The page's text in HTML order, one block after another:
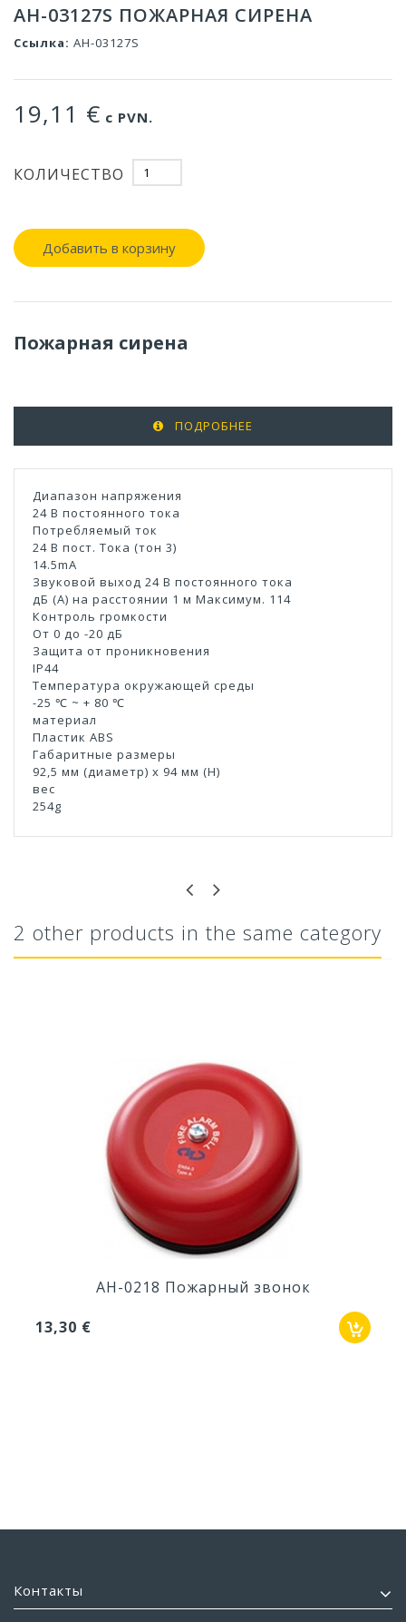
AH-03127S ПОЖАРНАЯ СИРЕНА
Ссылка: AH-03127S
19,11 € с PVN.
КОЛИЧЕСТВО
Добавить в корзину
Пожарная сирена
ПОДРОБНЕЕ
Диапазон напряжения
24 В постоянного тока
Потребляемый ток
24 В пост. Тока (тон 3)
14.5mA
Звуковой выход 24 В постоянного тока
дБ (А) на расстоянии 1 м Максимум. 114
Контроль громкости
От 0 до -20 дБ
Защита от проникновения
IP44
Температура окружающей среды
-25 ℃ ~ + 80 ℃
материал
Пластик ABS
Габаритные размеры
92,5 мм (диаметр) x 94 мм (H)
вес
254g
2 other products in the same category
AH-0218 Пожарный звонок
13,30 €
Контакты